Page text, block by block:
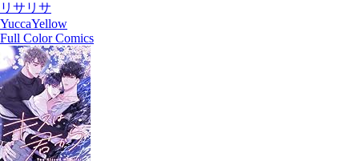
リサリサ
YuccaYellow
Full Color Comics